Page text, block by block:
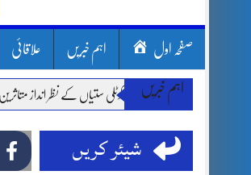
صفحہ اول اہم خبریں علاقائی
اہم خبریں
لینڈ سلائیڈنگ اور کوٹلی ستیاں کے نظر انداز متاثرین
شیئر کریں